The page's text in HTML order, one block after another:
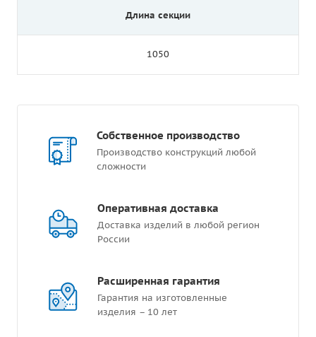
Длина секции
1050
Собственное производство
Производство конструкций любой
сложности
Оперативная доставка
Доставка изделий в любой регион
России
Расширенная гарантия
Гарантия на изготовленные
изделия – 10 лет